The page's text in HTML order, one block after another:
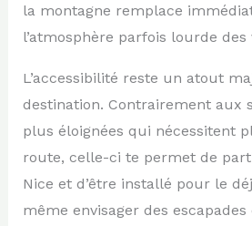
la montagne remplace
l’atmosphère parfois lourde des
L’accessibilité reste un atout
destination. Contrairement aux
plus éloignées qui nécessitent
route, celle-ci te permet de
Nice et d’être installé pour le
même envisager des